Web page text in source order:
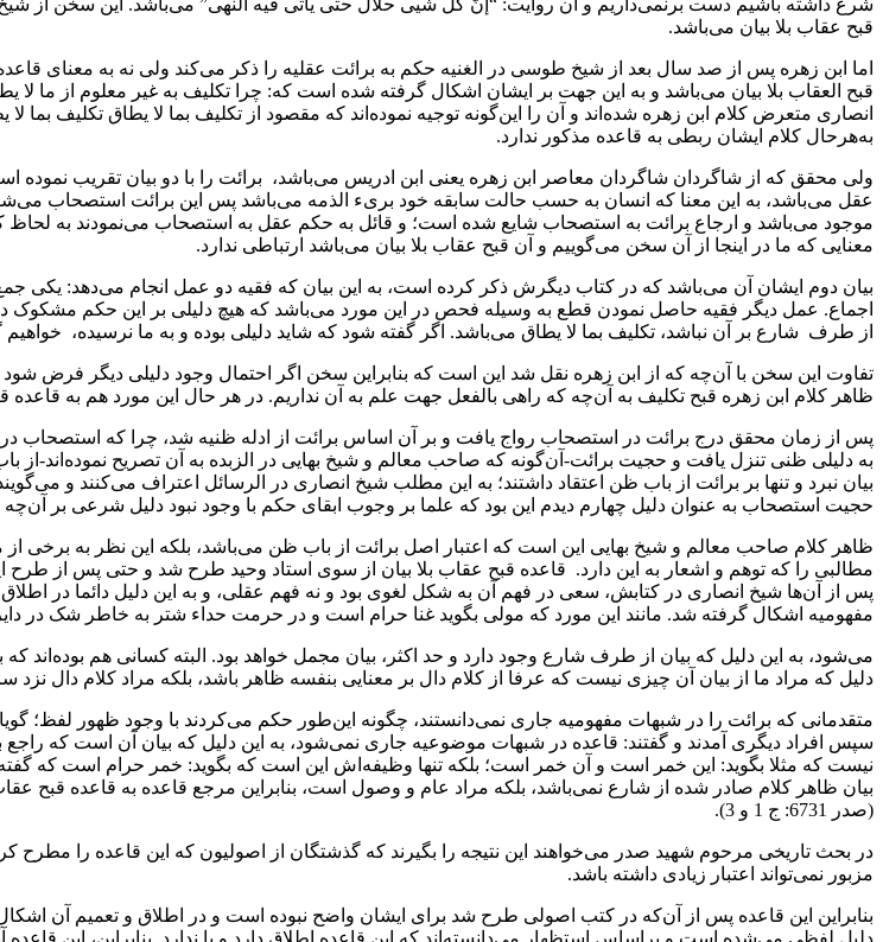
شرع‌ داشته باشیم دست برنمی‌داریم و آن روایت: “إنّ کلّ شیی حلال حتی‌ یأتی فیه النهی‌” می‌باشد. این سخن از
قبح عقاب بلا بیان می‌باشد‌.
اما‌ ابن زهره پس از صد سال بعد از شیخ طوسی در الغنیه حکم به برائت عقلیه‌ را ذکر می‌کند ولی نه به معنای
قبح العقاب بلا بیان می‌باشد و به این‌ جهت بر ایشان‌ اشکال‌ گرفته شده است که: چرا‌ تکلیف‌ به غیر معلوم از ما لا
انصاری متعرض کلام ابن‌ زهره‌ شده‌اند و آن را این‌گونه‌ توجیه‌ نموده‌اند که مقصود از تکلیف بما لا یطاق تکلیف
به‌هرحال کلام ایشان‌ ربطی‌ به قاعده مذکور ندارد.
ولی محقق که از شاگردان شاگردان معاصر ابن زهره یعنی ابن ادریس می‌باشد، برائت را با دو بیان تقریب
عقل می‌باشد، به این معنا که انسان به‌ حسب‌ حالت سابقه خود بری‌ء الذمه می‌باشد پس این برائت استصحاب‌
موجود‌ ‌‌می‌باشد‌ و ارجاع برائت به استصحاب شایع شده است؛ و قائل به حکم عقل به‌ استصحاب‌ می‌نمودند‌ به‌
معنایی که ما در اینجا از آن سخن می‌گوییم‌ و آن قبح عقاب بلا‌ بیان‌ می‌باشد ارتباطی ندارد.
بیان دوم ایشان آن می‌باشد که در کتاب دیگرش ذکر کرده است، به این بیان که فقیه‌ دو عمل انجام می‌دهد: یکی
اجماع. عمل دیگر فقیه حاصل نمودن قطع به وسیله فحص‌ در این مورد می‌باشد که هیچ دلیلی بر این حکم مشکوک
از طرف ‌ ‌شارع بر آن نباشد، تکلیف بما لا یطاق می‌باشد. اگر گفته شود که‌ شاید‌ دلیلی بوده و به ما نرسیده،
تفاوت این سخن با آن‌چه که از ابن‌ زهره‌ نقل شد این است که بنابراین سخن‌ اگر احتمال وجود دلیلی دیگر فرض
ظاهر کلام ابن زهره قبح‌ تکلیف‌ به‌ آن‌چه‌ که راهی بالفعل جهت علم به آن نداریم. در هر حال این مورد هم به قاعده
پس از زمان محقق درج برائت در‌ استصحاب‌ رواج یافت و بر آن اساس برائت‌ از ادله ظنیه شد، چرا که استصحاب در
به‌ دلیلی ظنی تنزل یافت و حجیت‌ برائت-آن‌گونه که صاحب معالم و شیخ بهایی در الزبده به آن تصریح نموده‌اند‌-
بیان نبرد و تنها بر برائت از باب ظن اعتقاد داشتند؛ به این‌ مطلب‌ شیخ‌‌ انصاری در الرسائل اعتراف می‌کنند و
حجیت استصحاب به عنوان‌ دلیل‌‌ چهارم‌ دیدم این بود که علما بر وجوب ابقای حکم با وجود نبود دلیل شرعی‌ بر‌
ظاهر‌ کلام صاحب معالم و شیخ بهایی این است که اعتبار اصل برائت از باب‌ ظن‌ می‌باشد‌، بلکه این نظر به برخی
مطالبی را که توهم و اشعار به این دارد‌. قاعده‌ قبح عقاب بلا بیان از سوی استاد وحید طرح شد و حتی پس‌ از‌
پس‌‌ از‌ آن‌ها شیخ انصاری در کتابش، سعی در فهم آن به شکل لغوی‌ بود‌ و نه فهم عقلی، و به این دلیل دائما در
مفهومیه اشکال گرفته‌ شد‌. مانند این مورد که مولی‌ بگوید غنا‌ حرام‌ است‌ و در حرمت حداء شتر به خاطر شک‌ در‌
می‌شود، به این دلیل که بیان از طرف شارع‌ وجود‌ دارد و حد اکثر، بیان مجمل‌ خواهد‌ بود. البته‌ کسانی‌ هم‌ بوده‌اند
دلیل‌ که مراد ما از بیان آن‌ چیزی نیست‌ که عرفا‌ از‌ کلام دال بر معنایی بنفسه‌ ظاهر‌ باشد، بلکه مراد کلام دال
متقدمانی که‌ برائت‌ را‌ در شبهات مفهومیه‌ جاری‌ نمی‌دانستند، چگونه این‌طور حکم‌ می‌کردند‌ با وجود ظهور لفظ؛
سپس‌ افراد‌ دیگری‌ آمدند و گفتند: قاعده در‌ شبهات موضوعیه جاری نمی‌شود، به این دلیل که بیان آن است که
نیست‌ که مثلا بگوید: این خمر است و آن خمر است؛ بلکه تنها وظیفه‌اش این است که‌ بگوید‌: خمر‌ حرام‌ است که
بیان ظاهر کلام صادر شده از شارع نمی‌باشد، بلکه مراد عام و وصول است، بنابراین مرجع قاعده به قاعده
(صدر 6731: ج 1 و 3).
در بحث تاریخی مرحوم شهید صدر می‌خواهند این نتیجه را بگیرند که گذشتگان از اصولیون‌ که‌ این قاعده را مطرح
مزبور نمی‌تواند اعتبار زیادی داشته باشد.
بنابراین این قاعده پس از آن‌که‌ در‌ کتب اصولی طرح شد برای ایشان واضح‌ نبوده است و در اطلاق و تعمیم آن